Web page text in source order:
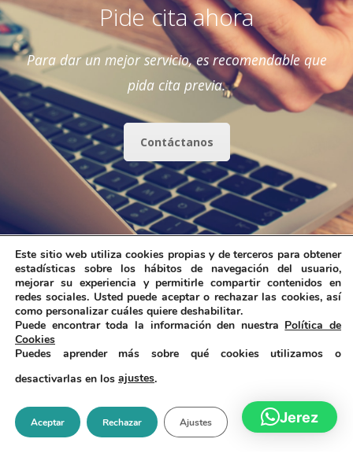
Pide cita ahora
Para dar un mejor servicio, es recomendable que
pida cita previa.
Contáctanos
© Clínica Azahares 2025. Todos los derechos reservados.
Política de privacidad
Avisos legales |Política de Cookies|
Este sitio web utiliza cookies propias y de terceros para obtener
estadísticas sobre los hábitos de navegación del usuario,
mejorar su experiencia y permitirle compartir contenidos en
redes sociales. Usted puede aceptar o rechazar las cookies, así
como personalizar cuáles quiere deshabilitar.
Puede encontrar toda la información den nuestra Política de
Cookies
Puedes aprender más sobre qué cookies utilizamos o
desactivarlas en los ajustes.
Aceptar Rechazar Ajustes Jerez